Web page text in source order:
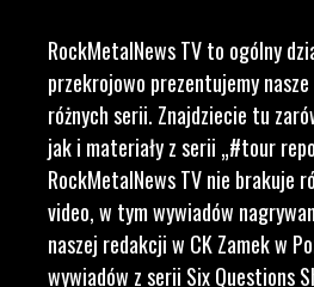
RockMetalNews TV to ogólny
przekrojowo prezentujemy
różnych serii. Znajdziecie tu
jak i materiały z serii „#tour
RockMetalNews TV nie brakuje
video, w tym wywiadów
naszej redakcji w CK Zamek w
wywiadów z serii Six Questions